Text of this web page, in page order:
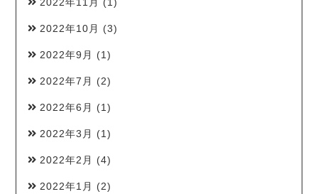
2022年10月 (3)
2022年9月 (1)
2022年7月 (2)
2022年6月 (1)
2022年3月 (1)
2022年2月 (4)
2022年1月 (2)